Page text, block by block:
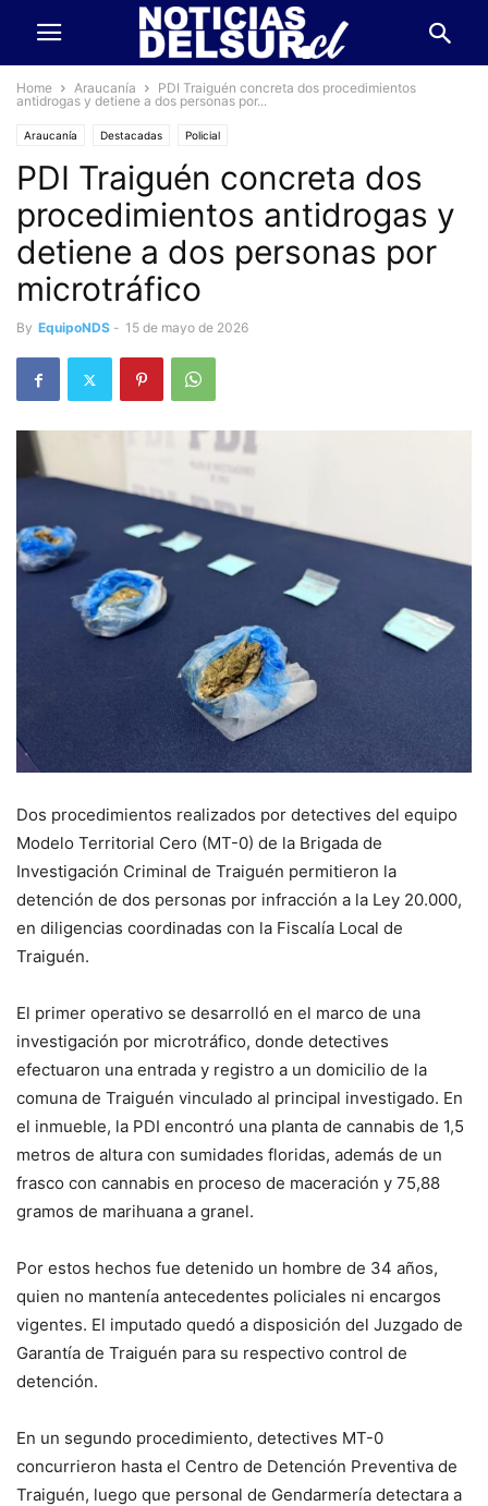
Home Araucanía
PDI Traiguén concreta dos procedimientos
antidrogas y detiene a dos personas por...
Araucanía Destacadas Policial
PDI Traiguén concreta dos
procedimientos antidrogas y
detiene a dos personas por
microtráfico
By EquipoNDS - 15 de mayo de 2026
Dos procedimientos realizados por detectives del equipo
Modelo Territorial Cero (MT-0) de la Brigada de
Investigación Criminal de Traiguén permitieron la
detención de dos personas por infracción a la Ley 20.000,
en diligencias coordinadas con la Fiscalía Local de
Traiguén.
El primer operativo se desarrolló en el marco de una
investigación por microtráfico, donde detectives
efectuaron una entrada y registro a un domicilio de la
comuna de Traiguén vinculado al principal investigado. En
el inmueble, la PDI encontró una planta de cannabis de 1,5
metros de altura con sumidades floridas, además de un
frasco con cannabis en proceso de maceración y 75,88
gramos de marihuana a granel.
Por estos hechos fue detenido un hombre de 34 años,
quien no mantenía antecedentes policiales ni encargos
vigentes. El imputado quedó a disposición del Juzgado de
Garantía de Traiguén para su respectivo control de
detención.
En un segundo procedimiento, detectives MT-0
concurrieron hasta el Centro de Detención Preventiva de
Traiguén, luego que personal de Gendarmería detectara a